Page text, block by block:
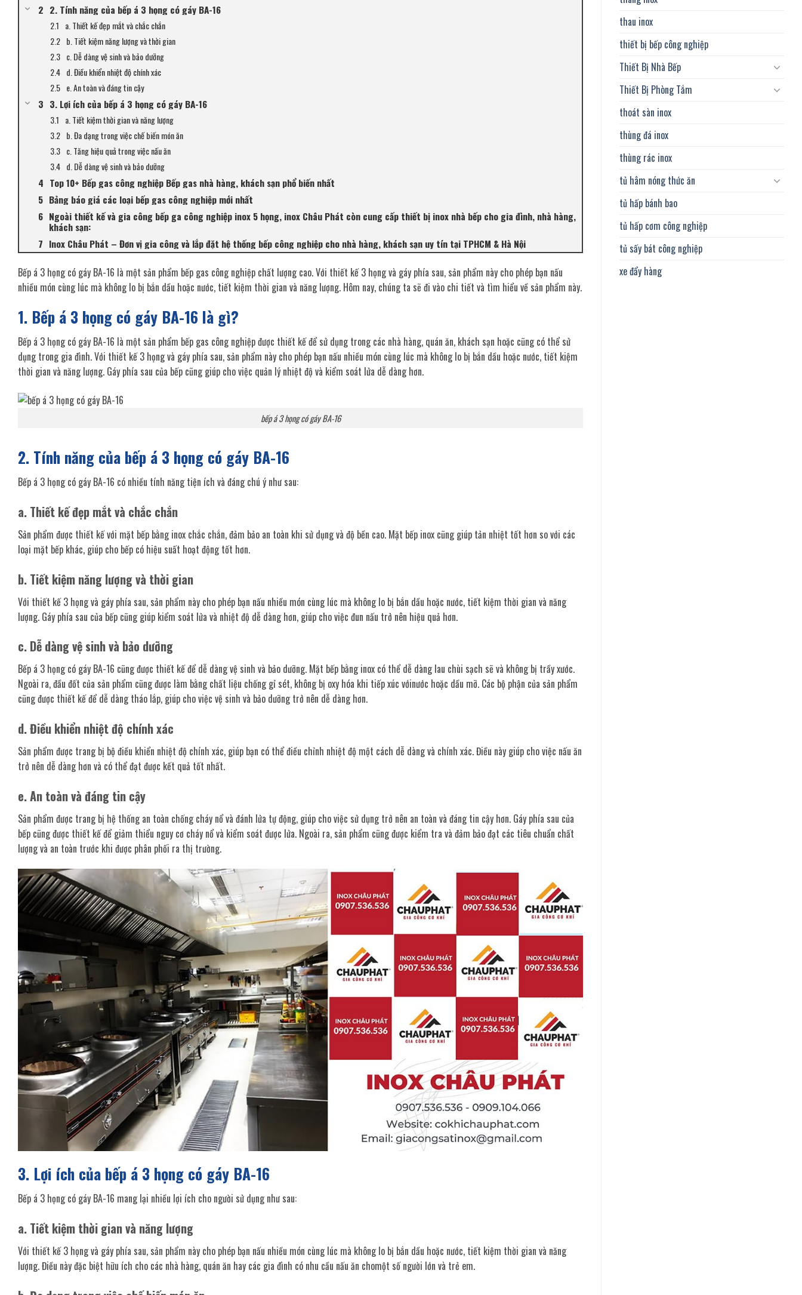
thau inox
thiết bị bếp công nghiệp
Thiết Bị Nhà Bếp
Thiết Bị Phòng Tắm
thoát sàn inox
thùng đá inox
thùng rác inox
tủ hâm nóng thức ăn
tủ hấp bánh bao
tủ hấp cơm công nghiệp
tủ sấy bát công nghiệp
xe đẩy hàng
2. Tính năng của bếp á 3 họng có gáy BA-16
a. Thiết kế đẹp mắt và chắc chắn
b. Tiết kiệm năng lượng và thời gian
c. Dễ dàng vệ sinh và bảo dưỡng
d. Điều khiển nhiệt độ chính xác
e. An toàn và đáng tin cậy
3. Lợi ích của bếp á 3 họng có gáy BA-16
a. Tiết kiệm thời gian và năng lượng
b. Đa dạng trong việc chế biến món ăn
c. Tăng hiệu quả trong việc nấu ăn
d. Dễ dàng vệ sinh và bảo dưỡng
Top 10+ Bếp gas công nghiệp Bếp gas nhà hàng, khách sạn phổ biến nhất
Bảng báo giá các loại bếp gas công nghiệp mới nhất
Ngoài thiết kế và gia công bếp ga công nghiệp inox 5 họng, inox Châu Phát còn cung cấp thiết bị inox nhà bếp cho gia đình, nhà hàng,
khách sạn:
Inox Châu Phát – Đơn vị gia công và lắp đặt hệ thống bếp công nghiệp cho nhà hàng, khách sạn uy tín tại TPHCM & Hà Nội
Bếp á 3 họng có gáy BA-16 là một sản phẩm bếp gas công nghiệp chất lượng cao. Với thiết kế 3 họng và gáy phía sau, sản phẩm này cho phép bạn nấu
nhiều món cùng lúc mà không lo bị bắn dầu hoặc nước, tiết kiệm thời gian và năng lượng. Hôm nay, chúng ta sẽ đi vào chi tiết và tìm hiểu về sản phẩm này.
1. Bếp á 3 họng có gáy BA-16 là gì?
Bếp á 3 họng có gáy BA-16 là một sản phẩm bếp gas công nghiệp được thiết kế để sử dụng trong các nhà hàng, quán ăn, khách sạn hoặc cũng có thể sử
dụng trong gia đình. Với thiết kế 3 họng và gáy phía sau, sản phẩm này cho phép bạn nấu nhiều món cùng lúc mà không lo bị bắn dầu hoặc nước, tiết kiệm
thời gian và năng lượng. Gáy phía sau của bếp cũng giúp cho việc quản lý nhiệt độ và kiểm soát lửa dễ dàng hơn.
bếp á 3 họng có gáy BA-16
2. Tính năng của bếp á 3 họng có gáy BA-16
Bếp á 3 họng có gáy BA-16 có nhiều tính năng tiện ích và đáng chú ý như sau:
a. Thiết kế đẹp mắt và chắc chắn
Sản phẩm được thiết kế với mặt bếp bằng inox chắc chắn, đảm bảo an toàn khi sử dụng và độ bền cao. Mặt bếp inox cũng giúp tản nhiệt tốt hơn so với các
loại mặt bếp khác, giúp cho bếp có hiệu suất hoạt động tốt hơn.
b. Tiết kiệm năng lượng và thời gian
Với thiết kế 3 họng và gáy phía sau, sản phẩm này cho phép bạn nấu nhiều món cùng lúc mà không lo bị bắn dầu hoặc nước, tiết kiệm thời gian và năng
lượng. Gáy phía sau của bếp cũng giúp kiểm soát lửa và nhiệt độ dễ dàng hơn, giúp cho việc đun nấu trở nên hiệu quả hơn.
c. Dễ dàng vệ sinh và bảo dưỡng
Bếp á 3 họng có gáy BA-16 cũng được thiết kế để dễ dàng vệ sinh và bảo dưỡng. Mặt bếp bằng inox có thể dễ dàng lau chùi sạch sẽ và không bị trầy xước.
Ngoài ra, đầu đốt của sản phẩm cũng được làm bằng chất liệu chống gỉ sét, không bị oxy hóa khi tiếp xúc vớinước hoặc dầu mỡ. Các bộ phận của sản phẩm
cũng được thiết kế để dễ dàng tháo lắp, giúp cho việc vệ sinh và bảo dưỡng trở nên dễ dàng hơn.
d. Điều khiển nhiệt độ chính xác
Sản phẩm được trang bị bộ điều khiển nhiệt độ chính xác, giúp bạn có thể điều chỉnh nhiệt độ một cách dễ dàng và chính xác. Điều này giúp cho việc nấu ăn
trở nên dễ dàng hơn và có thể đạt được kết quả tốt nhất.
e. An toàn và đáng tin cậy
Sản phẩm được trang bị hệ thống an toàn chống cháy nổ và đánh lửa tự động, giúp cho việc sử dụng trở nên an toàn và đáng tin cậy hơn. Gáy phía sau của
bếp cũng được thiết kế để giảm thiểu nguy cơ cháy nổ và kiểm soát được lửa. Ngoài ra, sản phẩm cũng được kiểm tra và đảm bảo đạt các tiêu chuẩn chất
lượng và an toàn trước khi được phân phối ra thị trường.
3. Lợi ích của bếp á 3 họng có gáy BA-16
Bếp á 3 họng có gáy BA-16 mang lại nhiều lợi ích cho người sử dụng như sau:
a. Tiết kiệm thời gian và năng lượng
Với thiết kế 3 họng và gáy phía sau, sản phẩm này cho phép bạn nấu nhiều món cùng lúc mà không lo bị bắn dầu hoặc nước, tiết kiệm thời gian và năng
lượng. Điều này đặc biệt hữu ích cho các nhà hàng, quán ăn hay các gia đình có nhu cầu nấu ăn chomột số người lớn và trẻ em.